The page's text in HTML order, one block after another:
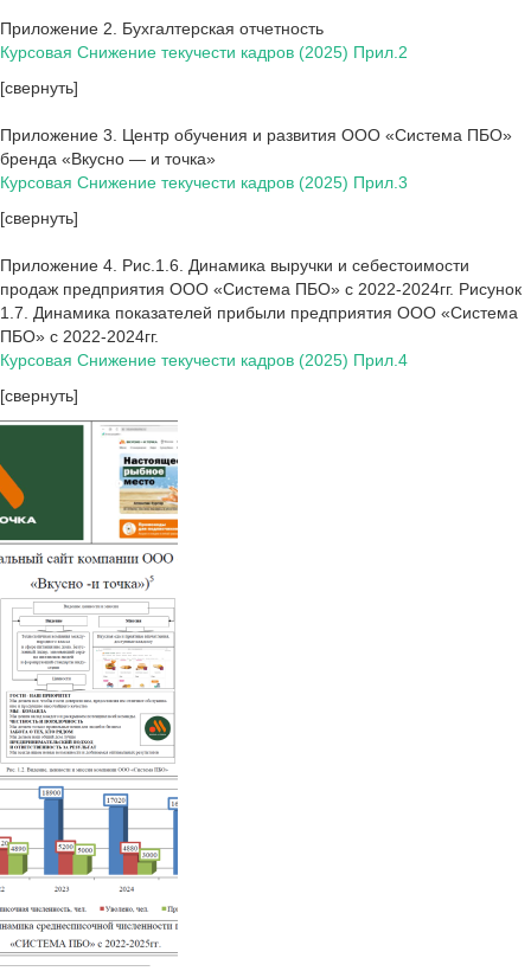
Приложение 2. Бухгалтерская отчетность
Курсовая Снижение текучести кадров (2025) Прил.2
[свернуть]
Приложение 3. Центр обучения и развития ООО «Система ПБО»
бренда «Вкусно — и точка»
Курсовая Снижение текучести кадров (2025) Прил.3
[свернуть]
Приложение 4. Рис.1.6. Динамика выручки и себестоимости
продаж предприятия ООО «Система ПБО» с 2022-2024гг. Рисунок
1.7. Динамика показателей прибыли предприятия ООО «Система
ПБО» с 2022-2024гг.
Курсовая Снижение текучести кадров (2025) Прил.4
[свернуть]